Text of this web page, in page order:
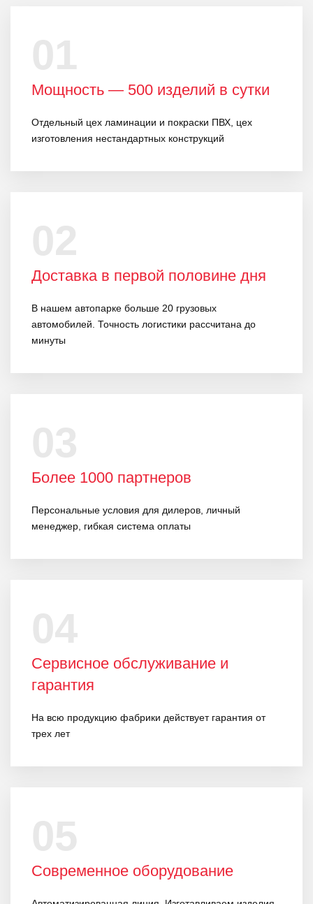
Мощность — 500 изделий в сутки
Отдельный цех ламинации и покраски ПВХ, цех
изготовления нестандартных конструкций
Доставка в первой половине дня
В нашем автопарке больше 20 грузовых
автомобилей. Точность логистики рассчитана до
минуты
Более 1000 партнеров
Персональные условия для дилеров, личный
менеджер, гибкая система оплаты
Сервисное обслуживание и
гарантия
На всю продукцию фабрики действует гарантия от
трех лет
Современное оборудование